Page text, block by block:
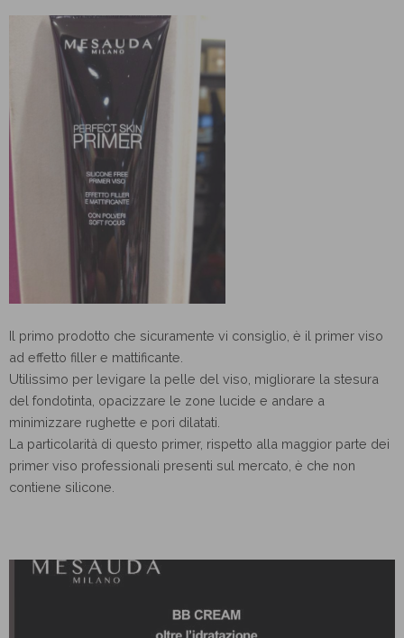
Il primo prodotto che sicuramente vi consiglio, è il primer viso
ad effetto filler e mattificante.
Utilissimo per levigare la pelle del viso, migliorare la stesura
del fondotinta, opacizzare le zone lucide e andare a
minimizzare rughette e pori dilatati.
La particolarità di questo primer, rispetto alla maggior parte dei
primer viso professionali presenti sul mercato, è che non
contiene silicone.